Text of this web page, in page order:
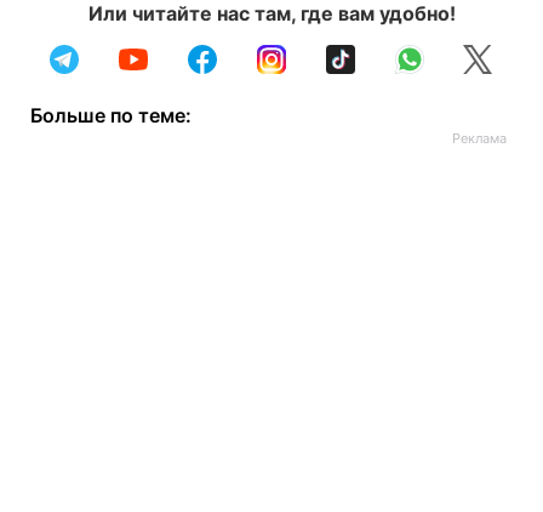
Или читайте нас там, где вам удобно!
Больше по теме: